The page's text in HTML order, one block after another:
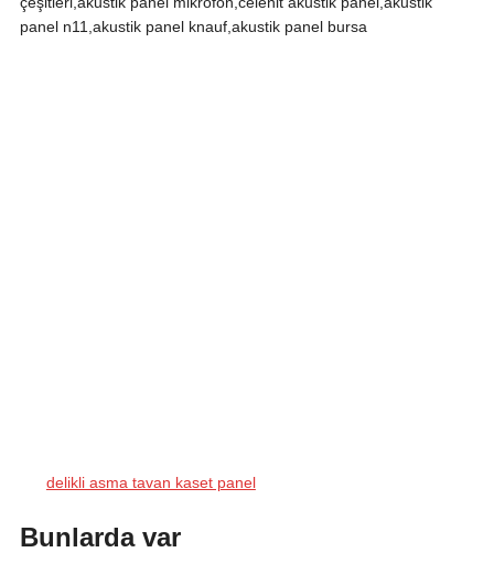
panel n11,akustik panel knauf,akustik panel bursa
delikli asma tavan kaset panel
Bunlarda var